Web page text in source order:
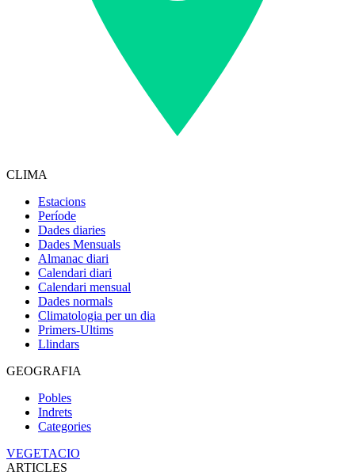
CLIMA
Estacions
Període
Dades diaries
Dades Mensuals
Almanac diari
Calendari diari
Calendari mensual
Dades normals
Climatologia per un dia
Primers-Ultims
Llindars
GEOGRAFIA
Pobles
Indrets
Categories
VEGETACIO
ARTICLES